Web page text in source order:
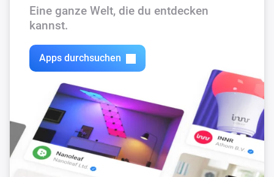
Eine ganze Welt, die du entdecken
kannst.
Apps durchsuchen